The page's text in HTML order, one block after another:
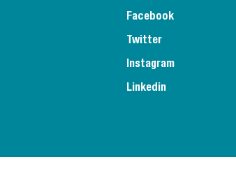
Facebook
Twitter
Instagram
Linkedin